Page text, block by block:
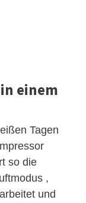
einem
Tagen
so die
,
und